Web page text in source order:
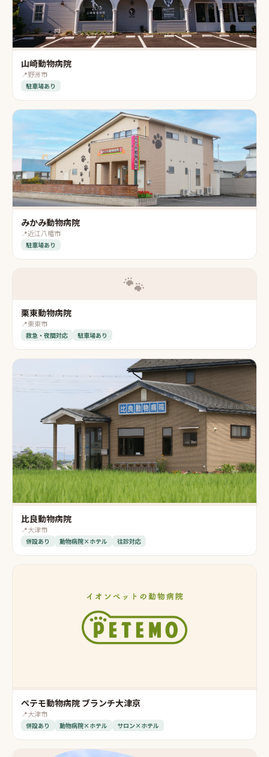
山崎動物病院
📍野洲市
駐車場あり
みかみ動物病院
📍近江八幡市
駐車場あり
🐾
栗東動物病院
📍栗東市
救急・夜間対応 駐車場あり
比良動物病院
📍大津市
併設あり 動物病院×ホテル 往診対応
ペテモ動物病院 ブランチ大津京
📍大津市
併設あり 動物病院×ホテル サロン×ホテル